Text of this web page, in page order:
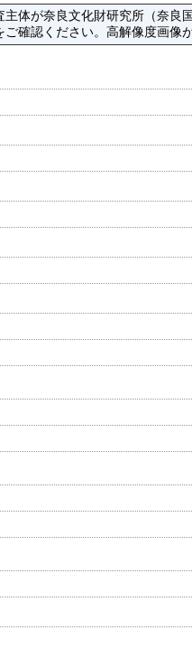
主体が奈良文化財研究所（奈良
ご確認ください。高解像度画像